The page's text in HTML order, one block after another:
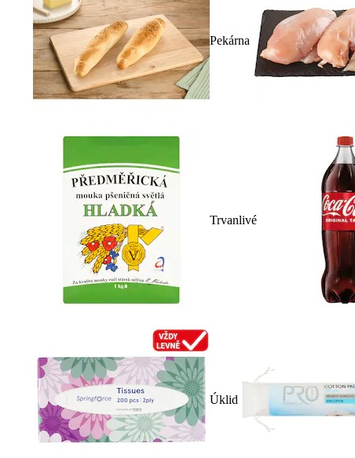
Pekárna
Trvanlivé
Úklid